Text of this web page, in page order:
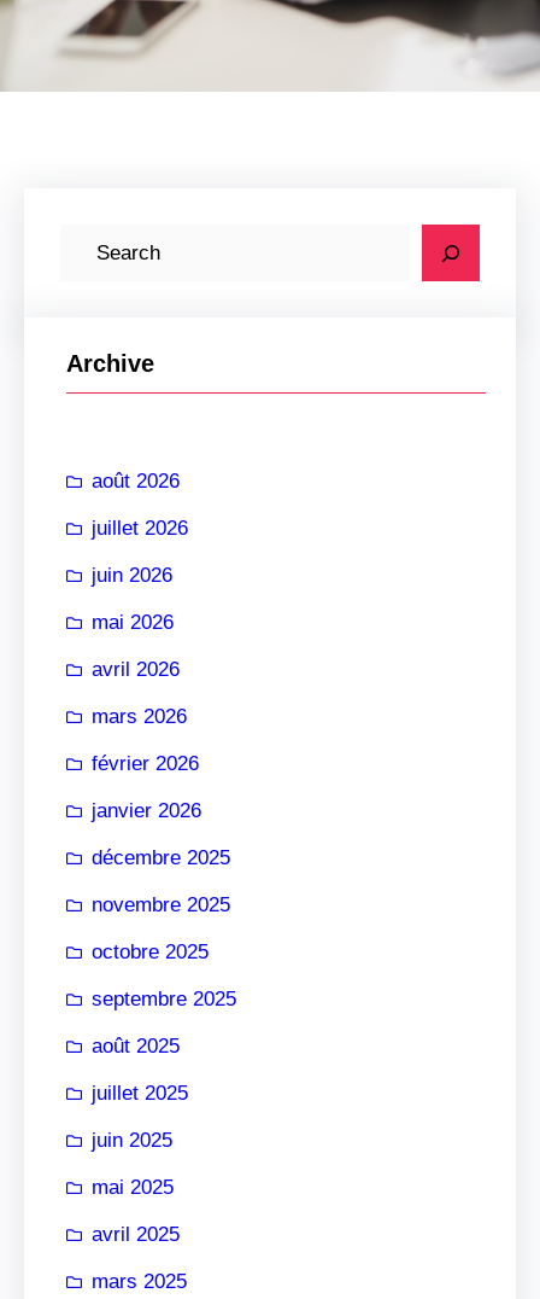
h
e
Archive
août 2026
juillet 2026
juin 2026
mai 2026
avril 2026
mars 2026
février 2026
janvier 2026
décembre 2025
novembre 2025
octobre 2025
septembre 2025
août 2025
juillet 2025
juin 2025
mai 2025
avril 2025
mars 2025